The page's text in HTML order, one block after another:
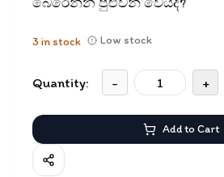
3 in stock Low stock
Quantity: - +
Add to Cart